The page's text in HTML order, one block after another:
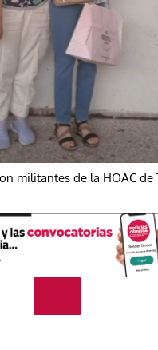
militantes de la HOAC